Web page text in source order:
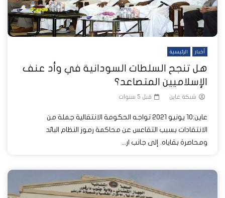
أخبار الرئيسية
هل تنجح السلطات السودانية في وأد عنف
الإسلاميين المتصاعد؟
شبكة عاين قبل 5 سنوات
عاين:10 يونيو 2021 تواجه الحكومة الانتقالية جملة من
الانتقادات بسبب التقاعس عن محاكمة رموز النظام البائد
ومحاصرة بقاياه. إلى جانب ار...